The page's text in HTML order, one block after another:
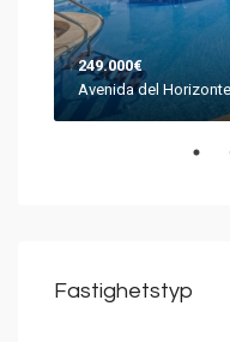
249.000€
Avenida del
Fastighetstyp